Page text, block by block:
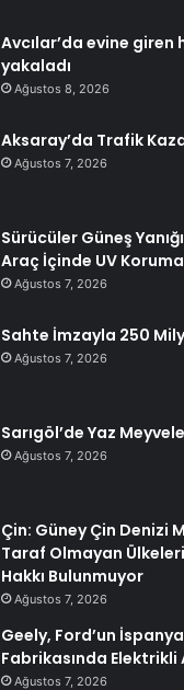
Avcılar’da evine giren
yakaladı
Ağustos 8, 2026
Aksaray’da Trafik
Ağustos 7, 2026
Sürücüler Güneş
Araç İçinde UV
Ağustos 7, 2026
Sahte İmzayla 250
Ağustos 7, 2026
Sarıgöl’de Yaz
Ağustos 7, 2026
Çin: Güney Çin Denizi
Taraf Olmayan
Hakkı Bulunmuyor
Ağustos 7, 2026
Geely, Ford’un
Fabrikasında
Ağustos 7, 2026